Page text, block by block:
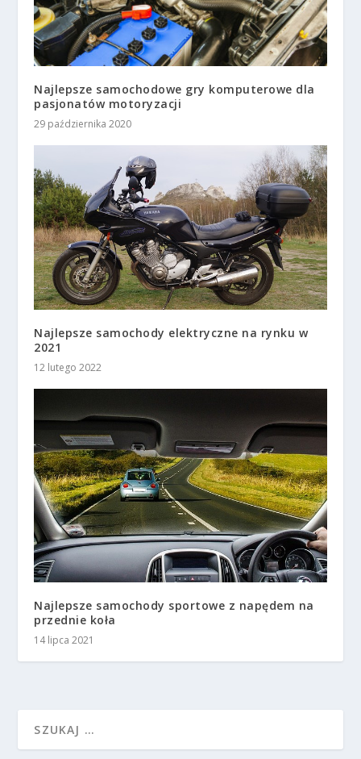
Najlepsze samochodowe gry komputerowe dla
pasjonatów motoryzacji
29 października 2020
Najlepsze samochody elektryczne na rynku w
2021
12 lutego 2022
Najlepsze samochody sportowe z napędem na
przednie koła
14 lipca 2021